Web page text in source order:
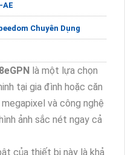
AE
Chuyên Dụng
là một lựa chọn
tại gia đình hoặc căn
và công nghệ
ảnh sắc nét ngay cả
của thiết bị này là khả